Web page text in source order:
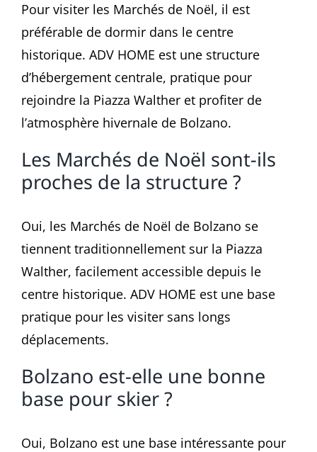
Pour visiter les Marchés de Noël, il est
préférable de dormir dans le centre
historique. ADV HOME est une structure
d’hébergement centrale, pratique pour
rejoindre la Piazza Walther et profiter de
l’atmosphère hivernale de Bolzano.
Les Marchés de Noël sont-ils
proches de la structure ?
Oui, les Marchés de Noël de Bolzano se
tiennent traditionnellement sur la Piazza
Walther, facilement accessible depuis le
centre historique. ADV HOME est une base
pratique pour les visiter sans longs
déplacements.
Bolzano est-elle une bonne
base pour skier ?
Oui, Bolzano est une base intéressante pour